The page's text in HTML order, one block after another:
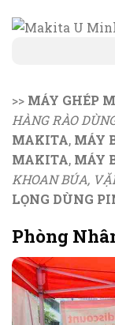
>> MÁY GHÉP
HÀNG RÀO
MAKITA, MÁY
MAKITA, MÁY
KHOAN BÚA,
LỌNG DÙNG
Phòng